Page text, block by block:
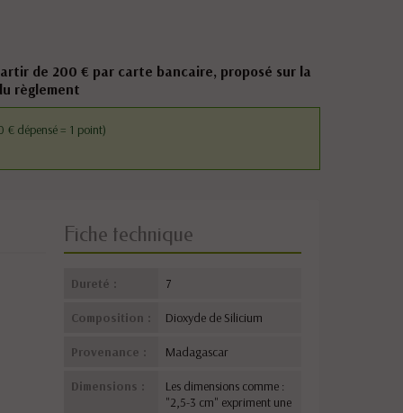
de 200 € par carte bancaire, proposé sur la
règlement
€ dépensé = 1 point)
Fiche technique
Dureté : 7
Composition : Dioxyde de Silicium
Provenance : Madagascar
Dimensions :
Les dimensions comme :
"2,5-3 cm" expriment une